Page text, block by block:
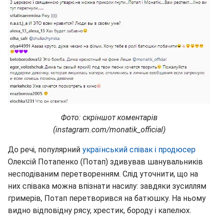
Фото: скріншот коментарів
(instagram.com/monatik_official)
До речі, популярний український співак і продюсер
Олексій Потапенко (Потап) здивував шанувальників
несподіваним перетворенням. Слід уточнити, що на
них співака можна впізнати насилу: завдяки зусиллям
гримерів, Потап перетворився на батюшку. На ньому
видно відповідну рясу, хрестик, бороду і капелюх.